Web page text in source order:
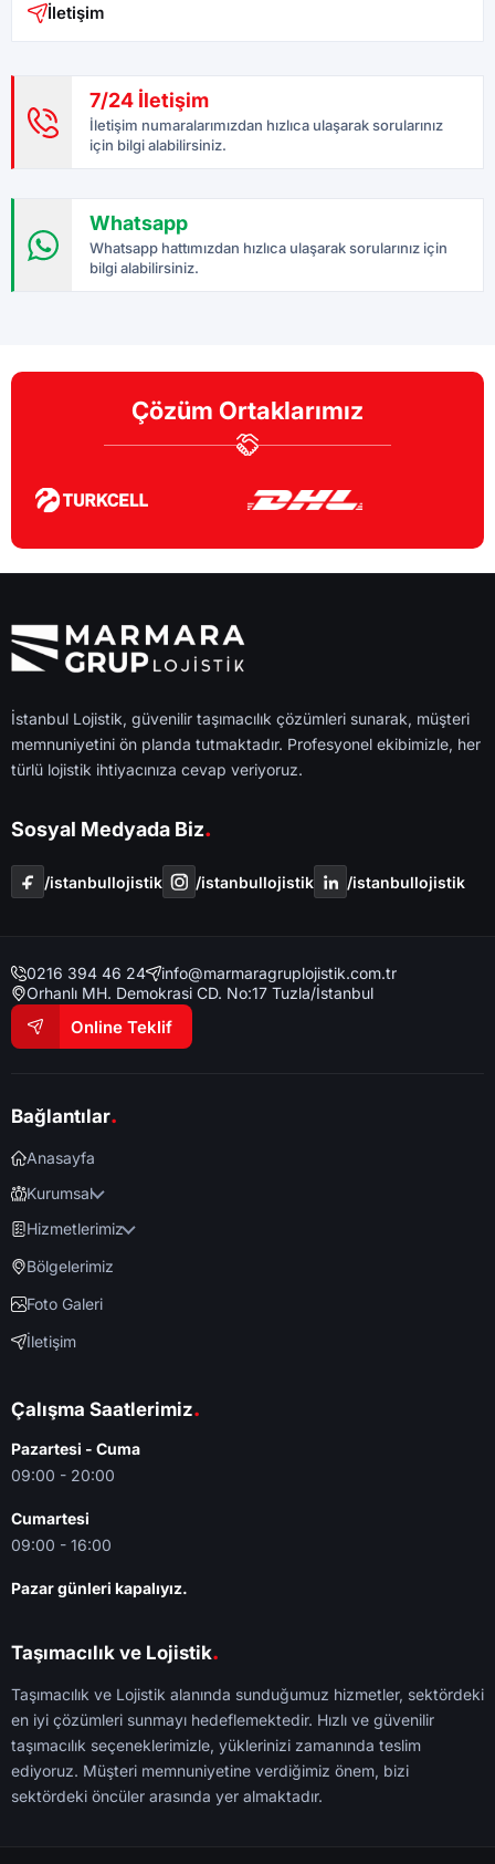
İletişim
7/24 İletişim
İletişim numaralarımızdan hızlıca ulaşarak sorularınız
için bilgi alabilirsiniz.
Whatsapp
Whatsapp hattımızdan hızlıca ulaşarak sorularınız için
bilgi alabilirsiniz.
Çözüm Ortaklarımız
İstanbul Lojistik, güvenilir taşımacılık çözümleri sunarak, müşteri
memnuniyetini ön planda tutmaktadır. Profesyonel ekibimizle, her
türlü lojistik ihtiyacınıza cevap veriyoruz.
Sosyal Medyada Biz.
/i̇stanbullojistik /i̇stanbullojistik /i̇stanbullojistik
0216 394 46 24
info@marmaragruplojistik.com.tr
Orhanlı MH. Demokrasi CD. No:17 Tuzla/İstanbul
Online Teklif
Bağlantılar.
Anasayfa
Kurumsal
Hizmetlerimiz
Bölgelerimiz
Foto Galeri
İletişim
Çalışma Saatlerimiz.
Pazartesi - Cuma
09:00 - 20:00
Cumartesi
09:00 - 16:00
Pazar günleri kapalıyız.
Taşımacılık ve Lojistik.
Taşımacılık ve Lojistik alanında sunduğumuz hizmetler, sektördeki
en iyi çözümleri sunmayı hedeflemektedir. Hızlı ve güvenilir
taşımacılık seçeneklerimizle, yüklerinizi zamanında teslim
ediyoruz. Müşteri memnuniyetine verdiğimiz önem, bizi
sektördeki öncüler arasında yer almaktadır.